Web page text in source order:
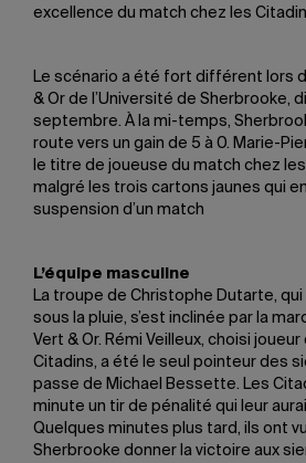
excellence du match chez les
Le scénario a été fort différent lors
& Or de l’Université de Sherbrooke,
septembre. À la mi-temps,
route vers un gain de 5 à 0. Marie-
le titre de joueuse du match chez
malgré les trois cartons jaunes qui
suspension d’un match
L’équipe masculine
La troupe de Christophe Dutarte,
sous la pluie, s’est inclinée par la
Vert & Or. Rémi Veilleux, choisi
Citadins, a été le seul pointeur des
passe de Michael Bessette. Les
minute un tir de pénalité qui leur
Quelques minutes plus tard, ils ont
Sherbrooke donner la victoire aux